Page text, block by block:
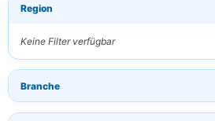
Region
Keine Filter verfügbar
Branche